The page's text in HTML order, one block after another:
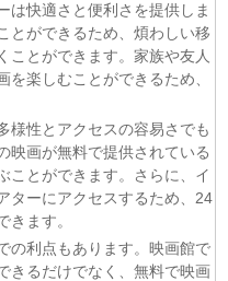
無慈悲な氷の王子の愛でし
係〜 Season2 第3話
第5話
は快適さと便利さを提供しま
とができるため、煩わしい移
ことができます。家族や友人
楽しむことができるため、
様性とアクセスの容易さでも
映画が無料で提供されている
ことができます。さらに、イ
ターにアクセスするため、24
きます。
の利点もあります。映画館で
きるだけでなく、無料で映画